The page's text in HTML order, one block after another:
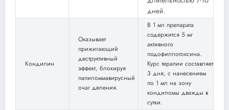
дней.
Кондилин
Оказывает
прижигающий
деструктивный
эффект, блокируя
папиломмавирусный
очаг деления.
В 1 мл препарата
содержится 5 мг
активного
подофиллотоксина.
Курс терапии составляет
3 дня, с нанесением
по 1 мл на зону
кондиломы дважды в
сутки.